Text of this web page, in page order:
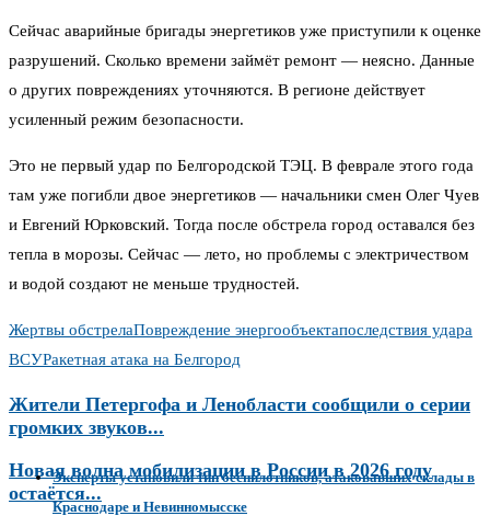
Сейчас аварийные бригады энергетиков уже приступили к оценке
разрушений. Сколько времени займёт ремонт — неясно. Данные
о других повреждениях уточняются. В регионе действует
усиленный режим безопасности.
Это не первый удар по Белгородской ТЭЦ. В феврале этого года
там уже погибли двое энергетиков — начальники смен Олег Чуев
и Евгений Юрковский. Тогда после обстрела город оставался без
тепла в морозы. Сейчас — лето, но проблемы с электричеством
и водой создают не меньше трудностей.
Жертвы обстрелаПовреждение энергообъектапоследствия удара
ВСУРакетная атака на Белгород
Жители Петергофа и Ленобласти сообщили о серии
громких звуков...
Новая волна мобилизации в России в 2026 году
остаётся...
Эксперты установили тип беспилотников, атаковавших склады в
Краснодаре и Невинномысске